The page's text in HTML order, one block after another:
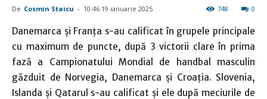
De Cosmin Staicu - 10:46 19 ianuarie 2025 0
748
Danemarca şi Franţa s-au calificat în grupele principale
cu maximum de puncte, după 3 victorii clare în prima
fază a Campionatului Mondial de handbal masculin
găzduit de Norvegia, Danemarca și Croația. Slovenia,
Islanda și Qatarul s-au calificat şi ele după meciurile de